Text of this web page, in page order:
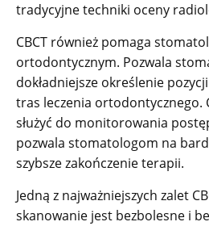
tradycyjne techniki oceny
CBCT również pomaga
ortodontycznym. Pozwala
dokładniejsze określenie
tras leczenia ortodontycznego.
służyć do monitorowania
pozwala stomatologom na
szybsze zakończenie terapii.
Jedną z najważniejszych zalet
skanowanie jest bezbolesne i